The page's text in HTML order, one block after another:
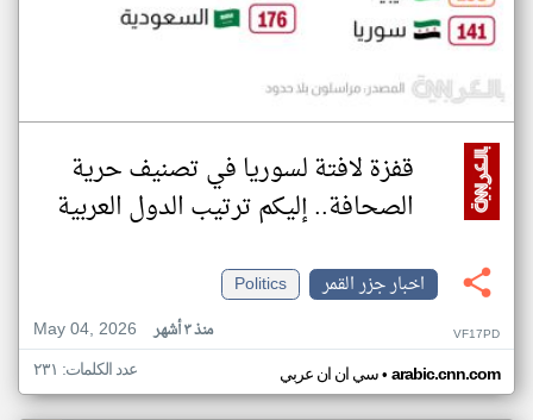
قفزة لافتة لسوريا في تصنيف حرية
الصحافة.. إليكم ترتيب الدول العربية
اخبار جزر القمر
Politics
May 04, 2026
منذ ٣ أشهر VF17PD
سي ان ان عربي• arabic.cnn.com عدد الكلمات: ٢٣١